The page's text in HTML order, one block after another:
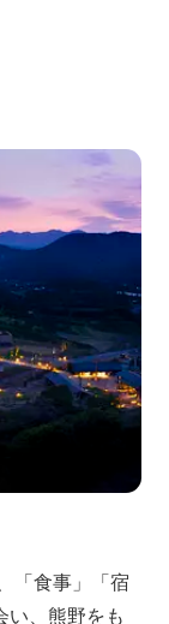
「食事」「宿
い、熊野をも